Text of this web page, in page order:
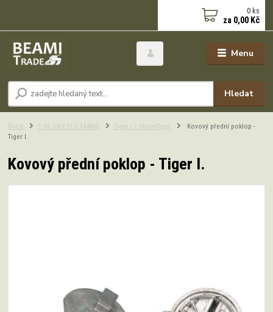
Menu
Hledat
0 ks
za 0,00 Kč
Úvod 1:16 DÍLY DLE TANKŮ Tiger I / SturmTiger
Kovový přední poklop -
Tiger I.
Kovový přední poklop - Tiger I.